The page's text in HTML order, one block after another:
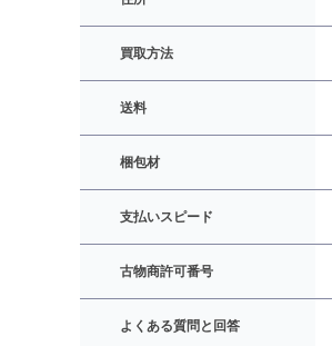
買取方法
送料
梱包材
支払いスピード
古物商許可番号
よくある質問と回答